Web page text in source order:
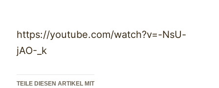
https://youtube.com/watch?v=-NsU-
jAO-_k
TEILE DIESEN ARTIKEL MIT